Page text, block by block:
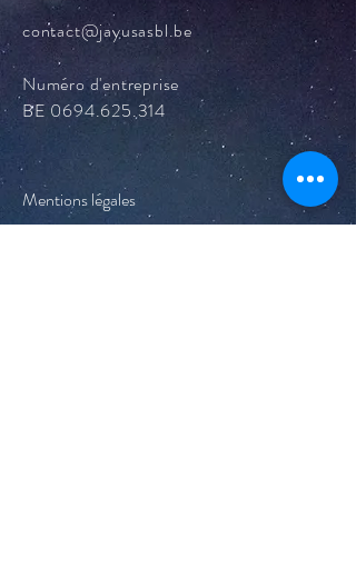
contact@jayusasbl.be
Numéro d'entreprise
BE 0694.625.314
Mentions légales